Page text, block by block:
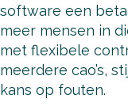
software een
meer mensen in
met flexibele
meerdere cao’s,
kans op fouten.